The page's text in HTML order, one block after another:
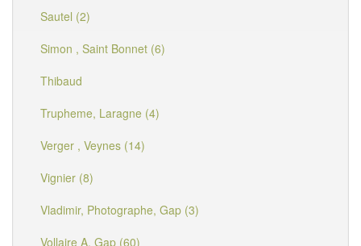
Sautel (2)
Simon , Saint Bonnet (6)
Thibaud
Trupheme, Laragne (4)
Verger , Veynes (14)
Vignier (8)
Vladimir, Photographe, Gap (3)
Vollaire A, Gap (60)